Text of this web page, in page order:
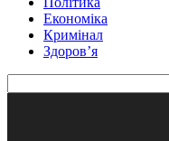
Економіка
Кримінал
Здоров’я